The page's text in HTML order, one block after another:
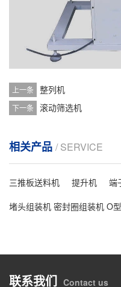
上一条 整列机
下一条 滚动筛选机
相关产品 / SERVICE
三推板送料机 提升机
端
堵头组装机 密封圈组装机 O
联系我们 Contact us